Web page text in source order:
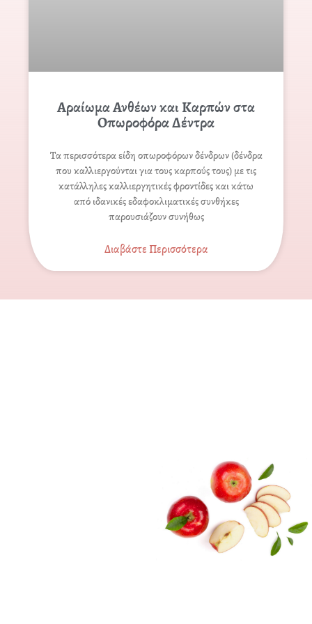
Αραίωμα Ανθέων και Καρπών στα
Οπωροφόρα Δέντρα
Τα περισσότερα είδη οπωροφόρων δένδρων (δένδρα
που καλλιεργούνται για τους καρπούς τους) με τις
κατάλληλες καλλιεργητικές φροντίδες και κάτω
από ιδανικές εδαφοκλιματικές συνθήκες
παρουσιάζουν συνήθως
Διαβάστε Περισσότερα